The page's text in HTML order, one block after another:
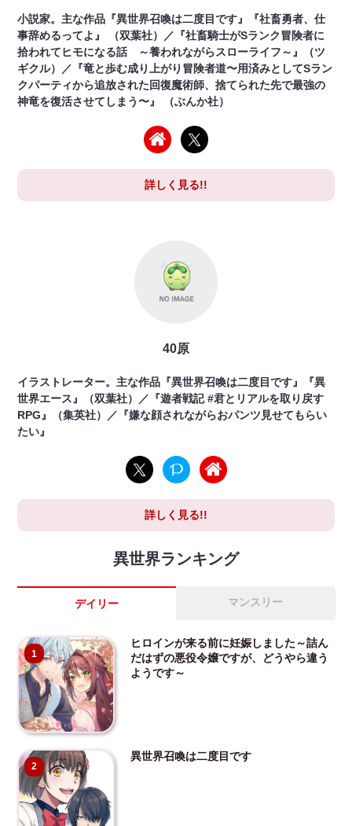
小説家。主な作品『異世界召喚は二度目です』『社畜勇者、仕
事辞めるってよ』 （双葉社）／『社畜騎士がSランク冒険者に
拾われてヒモになる話 ～養われながらスローライフ～』（ツ
ギクル）／『竜と歩む成り上がり冒険者道〜用済みとしてSラン
クパーティから追放された回復魔術師、捨てられた先で最強の
神竜を復活させてしまう〜』 （ぶんか社）
詳しく見る!!
40原
イラストレーター。主な作品『異世界召喚は二度目です』『異
世界エース』（双葉社）／『遊者戦記 #君とリアルを取り戻す
RPG』（集英社）／『嫌な顔されながらおパンツ見せてもらい
たい』
詳しく見る!!
異世界ランキング
デイリー マンスリー
1
ヒロインが来る前に妊娠しました～詰ん
だはずの悪役令嬢ですが、どうやら違う
ようです～
2
異世界召喚は二度目です